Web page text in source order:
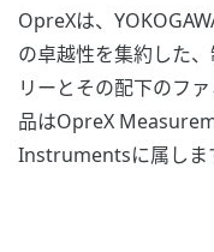
OpreXは、
の卓越性を集約した
リーとその配下のフ
品はOpreX
Instrumentsに属しま